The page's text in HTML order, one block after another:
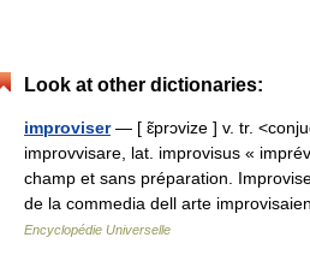
Look at other dictionaries:
improviser— [ ɛ̃prɔvize ] v. tr.
improvvisare, lat. improvisus «
champ et sans préparation.
de la commedia dell arte
Encyclopédie Universelle